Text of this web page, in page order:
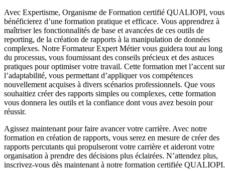
Avec Expertisme, Organisme de Formation certifié QUALIOPI, vous
bénéficierez d’une formation pratique et efficace. Vous apprendrez à
maîtriser les fonctionnalités de base et avancées de ces outils de
reporting, de la création de rapports à la manipulation de données
complexes. Notre Formateur Expert Métier vous guidera tout au long
du processus, vous fournissant des conseils précieux et des astuces
pratiques pour optimiser votre travail. Cette formation met l’accent sur
l’adaptabilité, vous permettant d’appliquer vos compétences
nouvellement acquises à divers scénarios professionnels. Que vous
souhaitiez créer des rapports simples ou complexes, cette formation
vous donnera les outils et la confiance dont vous avez besoin pour
réussir.
Agissez maintenant pour faire avancer votre carrière. Avec notre
formation en création de rapports, vous serez en mesure de créer des
rapports percutants qui propulseront votre carrière et aideront votre
organisation à prendre des décisions plus éclairées. N’attendez plus,
inscrivez-vous dès maintenant à notre formation certifiée QUALIOPI.